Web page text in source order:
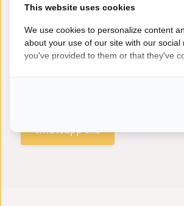
Hulp nodig?
Whatsapp ons
This website uses cookies
We use cookies to personalize content
about your use of our site with our
you've provided to them or that they've